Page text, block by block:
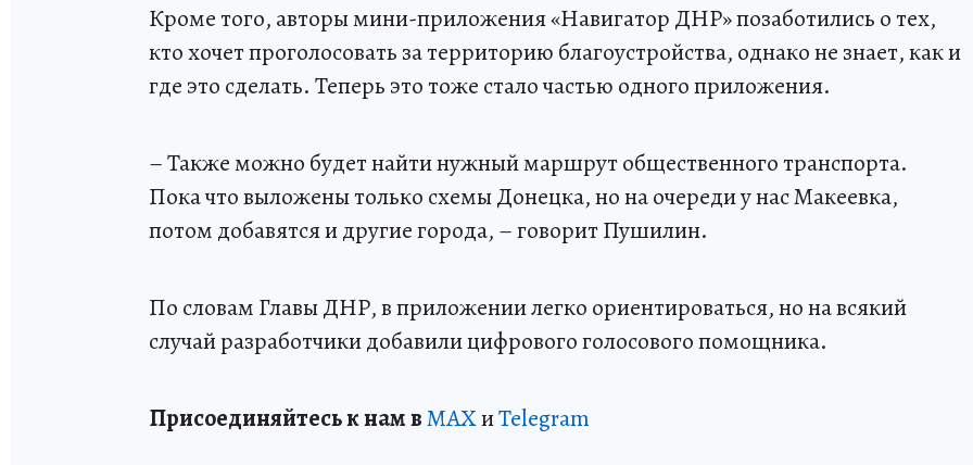
Кроме того, авторы мини-приложения «Навигатор ДНР» позаботились о тех,
кто хочет проголосовать за территорию благоустройства, однако не знает, как и
где это сделать. Теперь это тоже стало частью одного приложения.
– Также можно будет найти нужный маршрут общественного транспорта.
Пока что выложены только схемы Донецка, но на очереди у нас Макеевка,
потом добавятся и другие города, – говорит Пушилин.
По словам Главы ДНР, в приложении легко ориентироваться, но на всякий
случай разработчики добавили цифрового голосового помощника.
Присоединяйтесь к нам вMAXиTelegram